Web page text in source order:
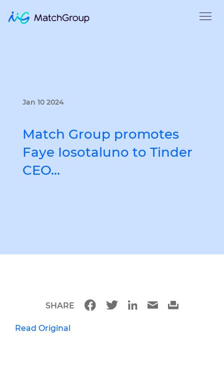
Jan 10 2024
Match Group promotes
Faye Iosotaluno to Tinder
CEO…
Read Original
SHARE